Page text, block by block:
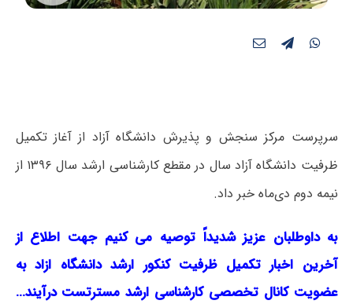
سرپرست مرکز سنجش و پذیرش دانشگاه آزاد از آغاز تکمیل
ظرفیت دانشگاه آزاد سال در مقطع کارشناسی ارشد سال ۱۳۹۶ از
نیمه دوم دی‌ماه خبر داد.
به داوطلبان عزیز شدیداً توصیه می کنیم جهت اطلاع از
آخرین اخبار تکمیل ظرفیت کنکور ارشد دانشگاه ازاد به
عضویت کانال تخصصی کارشناسی ارشد مسترتست درآیند…